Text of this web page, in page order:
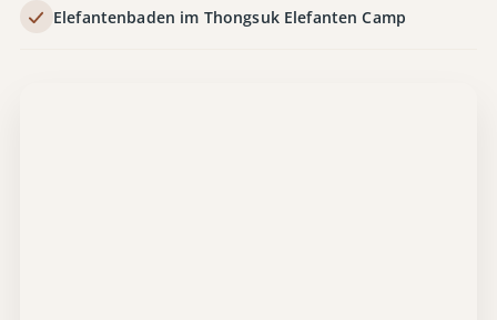
Elefantenbaden im Thongsuk Elefanten Camp